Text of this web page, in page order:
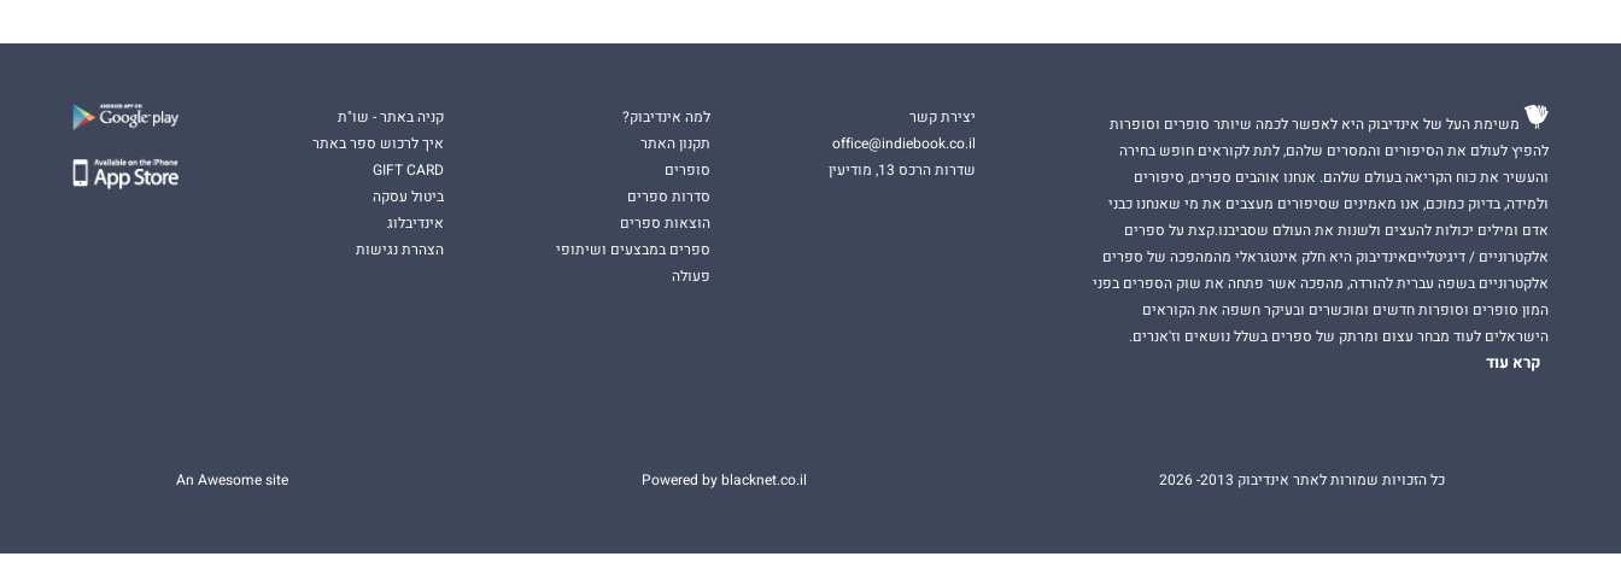
משימת העל של אינדיבוק היא לאפשר לכמה שיותר סופרים וסופרות
להפיץ לעולם את הסיפורים והמסרים שלהם, לתת לקוראים חופש בחירה
והעשיר את כוח הקריאה בעולם שלהם. אנחנו אוהבים ספרים, סיפורים
ולמידה, בדיוק כמוכם, אנו מאמינים שסיפורים מעצבים את מי שאנחנו כבני
אדם ומילים יכולות להעצים ולשנות את העולם שסביבנו.קצת על ספרים
אלקטרוניים / דיגיטלייםאינדיבוק היא חלק אינטגראלי מהמהפכה של ספרים
אלקטרוניים בשפה עברית להורדה, מהפכה אשר פתחה את שוק הספרים בפני
המון סופרים וסופרות חדשים ומוכשרים ובעיקר חשפה את הקוראים
הישראלים לעוד מבחר עצום ומרתק של ספרים בשלל נושאים וז'אנרים.
קרא עוד
יצירת קשר
office@indiebook.co.il
שדרות הרכס 13, מודיעין
למה אינדיבוק?
תקנון האתר
סופרים
סדרות ספרים
הוצאות ספרים
ספרים במבצעים ושיתופי
פעולה
קניה באתר - שו"ת
איך לרכוש ספר באתר
GIFT CARD
ביטול עסקה
אינדיבלוג
הצהרת נגישות
כל הזכויות שמורות לאתר אינדיבוק 2013- 2026 Powered by blacknet.co.il
An Awesome site